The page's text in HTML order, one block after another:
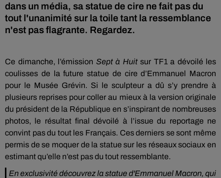
dans un média, sa statue de cire ne fait pas du
tout l'unanimité sur la toile tant la ressemblance
n'est pas flagrante. Regardez.
Ce dimanche, l’émission Septà Huitsur TF1 a dévoilé les
coulisses de la future statue de cire d’Emmanuel Macron
pour le Musée Grévin. Si le sculpteur a dû s’y prendre à
plusieurs reprises pour coller au mieux à la version originale
du président de la République en s’inspirant de nombreuses
photos, le résultat final dévoilé à l’issue du reportage ne
convint pas du tout les Français. Ces derniers se sont même
permis de se moquer de la statue sur les réseaux sociaux en
estimant qu’elle n’est pas du tout ressemblante.
En exclusivité découvrez la statue d'Emmanuel Macron, qui